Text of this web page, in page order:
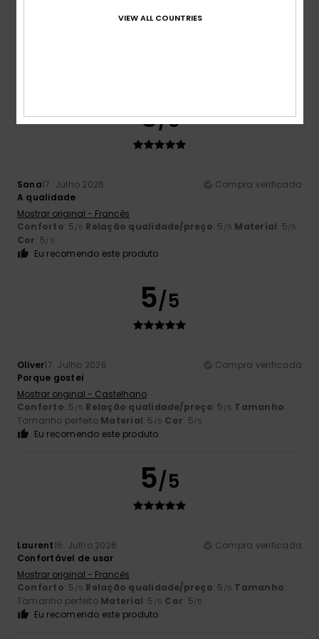
5/5
Sana17. Julho 2026
Compra verificada
A qualidade
Mostrar original - Francês
Conforto: 5 /5 Relação qualidade/preço: 5 /5 Material: 5/5
Cor: 5/5
Eu recomendo este produto
5/5
Oliver17. Julho 2026
Compra verificada
Porque gostei
Mostrar original - Castelhano
Conforto: 5 /5 Relação qualidade/preço: 5 /5 Tamanho:
Tamanho perfeito Material: 5 /5 Cor: 5/5
Eu recomendo este produto
5/5
Laurent16. Julho 2026
Compra verificada
Confortável de usar
Mostrar original - Francês
Conforto: 5 /5 Relação qualidade/preço: 5 /5 Tamanho:
Tamanho perfeito Material: 5 /5 Cor: 5/5
Eu recomendo este produto
VIEW ALL COUNTRIES